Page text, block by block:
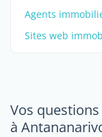
Agents
Sites web
Vos
à